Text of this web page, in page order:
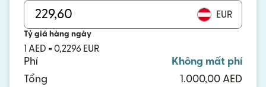
EUR
Tỷ giá hàng ngày
1 AED = 0,2296 EUR
Phí
Không mất phí
Tổng
1.000,00 AED